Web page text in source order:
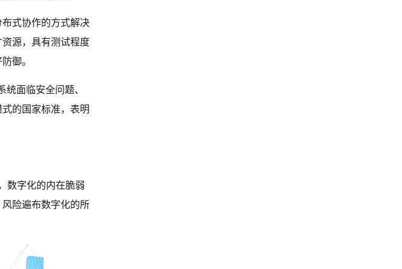
式协作的方式解决
源，具有测试程度
御。
面临安全问题、
的国家标准，表明
数字化的内在脆弱
险遍布数字化的所